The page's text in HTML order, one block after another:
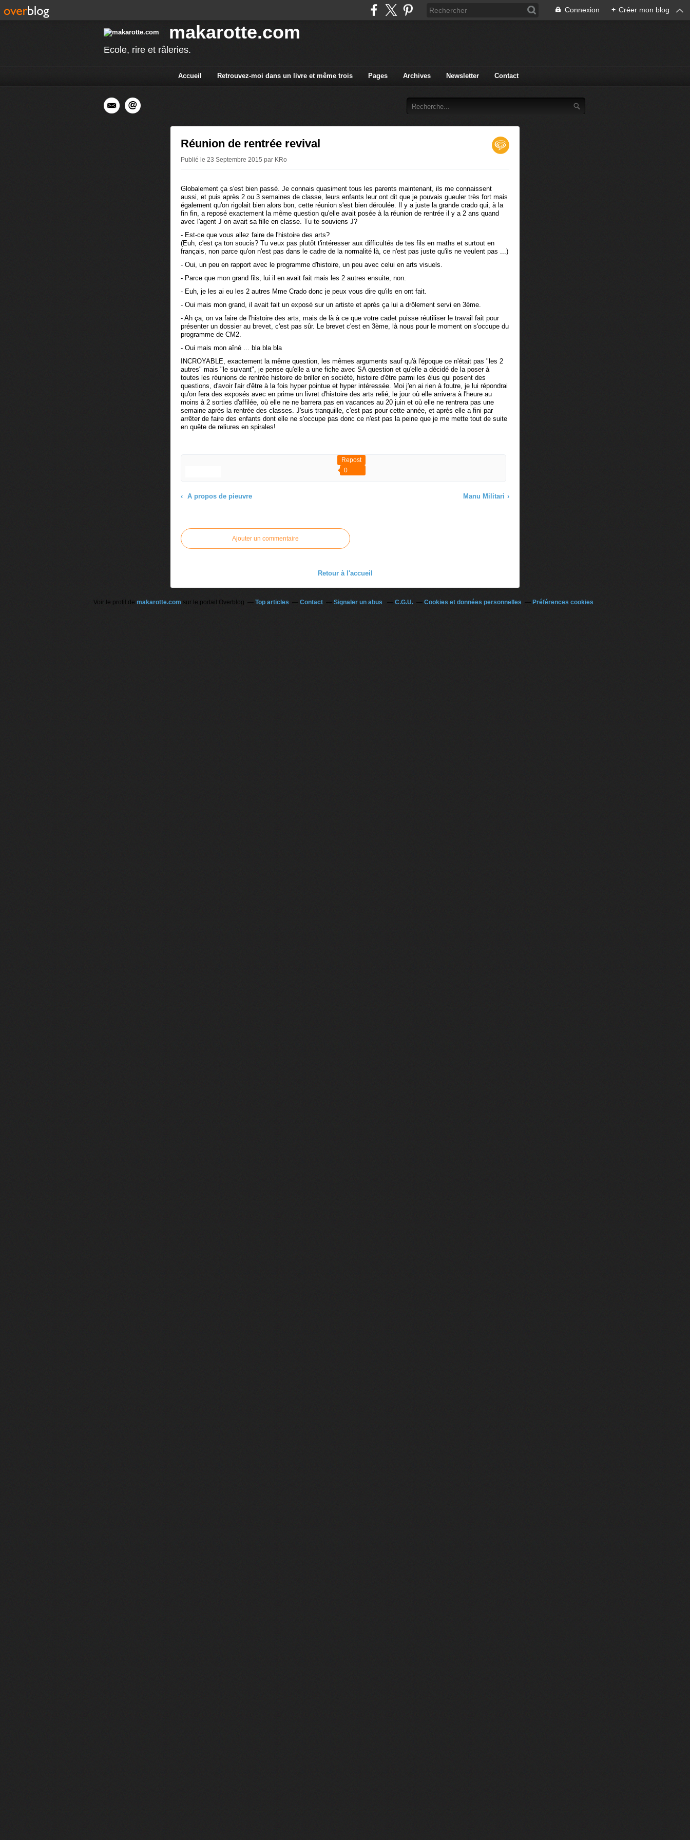
Connexion + Créer mon blog
makarotte.com
Ecole, rire et râleries.
Accueil Retrouvez-moi dans un livre et même trois Pages Archives Newsletter Contact
Réunion de rentrée revival
Publié le 23 Septembre 2015 par KRo
Globalement ça s'est bien passé. Je connais quasiment tous les parents maintenant, ils me connaissent
aussi, et puis après 2 ou 3 semaines de classe, leurs enfants leur ont dit que je pouvais gueuler très fort mais
également qu'on rigolait bien alors bon, cette réunion s'est bien déroulée. Il y a juste la grande crado qui, à la
fin fin, a reposé exactement la même question qu'elle avait posée à la réunion de rentrée il y a 2 ans quand
avec l'agent J on avait sa fille en classe. Tu te souviens J?
- Est-ce que vous allez faire de l'histoire des arts?
(Euh, c'est ça ton soucis? Tu veux pas plutôt t'intéresser aux difficultés de tes fils en maths et surtout en
français, non parce qu'on n'est pas dans le cadre de la normalité là, ce n'est pas juste qu'ils ne veulent pas ...)
- Oui, un peu en rapport avec le programme d'histoire, un peu avec celui en arts visuels.
- Parce que mon grand fils, lui il en avait fait mais les 2 autres ensuite, non.
- Euh, je les ai eu les 2 autres Mme Crado donc je peux vous dire qu'ils en ont fait.
- Oui mais mon grand, il avait fait un exposé sur un artiste et après ça lui a drôlement servi en 3ème.
- Ah ça, on va faire de l'histoire des arts, mais de là à ce que votre cadet puisse réutiliser le travail fait pour
présenter un dossier au brevet, c'est pas sûr. Le brevet c'est en 3ème, là nous pour le moment on s'occupe du
programme de CM2.
- Oui mais mon aîné ... bla bla bla
INCROYABLE, exactement la même question, les mêmes arguments sauf qu'à l'époque ce n'était pas "les 2
autres" mais "le suivant", je pense qu'elle a une fiche avec SA question et qu'elle a décidé de la poser à
toutes les réunions de rentrée histoire de briller en société, histoire d'être parmi les élus qui posent des
questions, d'avoir l'air d'être à la fois hyper pointue et hyper intéressée. Moi j'en ai rien à foutre, je lui répondrai
qu'on fera des exposés avec en prime un livret d'histoire des arts relié, le jour où elle arrivera à l'heure au
moins à 2 sorties d'affilée, où elle ne ne barrera pas en vacances au 20 juin et où elle ne rentrera pas une
semaine après la rentrée des classes. J'suis tranquille, c'est pas pour cette année, et après elle a fini par
arrêter de faire des enfants dont elle ne s'occupe pas donc ce n'est pas la peine que je me mette tout de suite
en quête de reliures en spirales!
Repost
0
A propos de pieuvre ›
Manu Militari
Ajouter un commentaire
Retour à l'accueil
Voir le profil de makarotte.com sur le portail Overblog Top articles Contact Signaler un abus C.G.U. Cookies et données personnelles Préférences cookies